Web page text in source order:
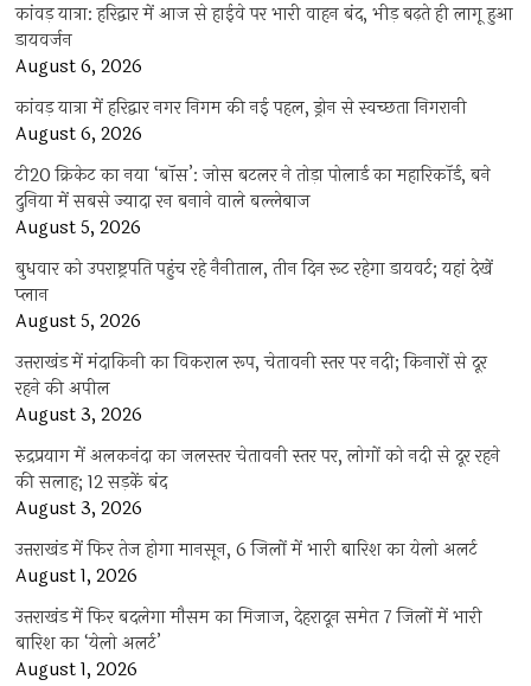
कांवड़ यात्रा: हरिद्वार में आज से हाईवे पर भारी वाहन बंद, भीड़ बढ़ते ही लागू हुआ
डायवर्जन
August 6, 2026
कांवड़ यात्रा में हरिद्वार नगर निगम की नई पहल, ड्रोन से स्वच्छता निगरानी
August 6, 2026
टी20 क्रिकेट का नया ‘बॉस’: जोस बटलर ने तोड़ा पोलार्ड का महारिकॉर्ड, बने
दुनिया में सबसे ज्यादा रन बनाने वाले बल्लेबाज
August 5, 2026
बुधवार को उपराष्ट्रपति पहुंच रहे नैनीताल, तीन दिन रूट रहेगा डायवर्ट; यहां देखें
प्‍लान
August 5, 2026
उत्तराखंड में मंदाकिनी का विकराल रूप, चेतावनी स्तर पर नदी; किनारों से दूर
रहने की अपील
August 3, 2026
रुद्रप्रयाग में अलकनंदा का जलस्तर चेतावनी स्तर पर, लोगों को नदी से दूर रहने
की सलाह; 12 सड़कें बंद
August 3, 2026
उत्तराखंड में फिर तेज होगा मानसून, 6 जिलों में भारी बारिश का येलो अलर्ट
August 1, 2026
उत्तराखंड में फिर बदलेगा मौसम का मिजाज, देहरादून समेत 7 जिलों में भारी
बारिश का ‘येलो अलर्ट’
August 1, 2026